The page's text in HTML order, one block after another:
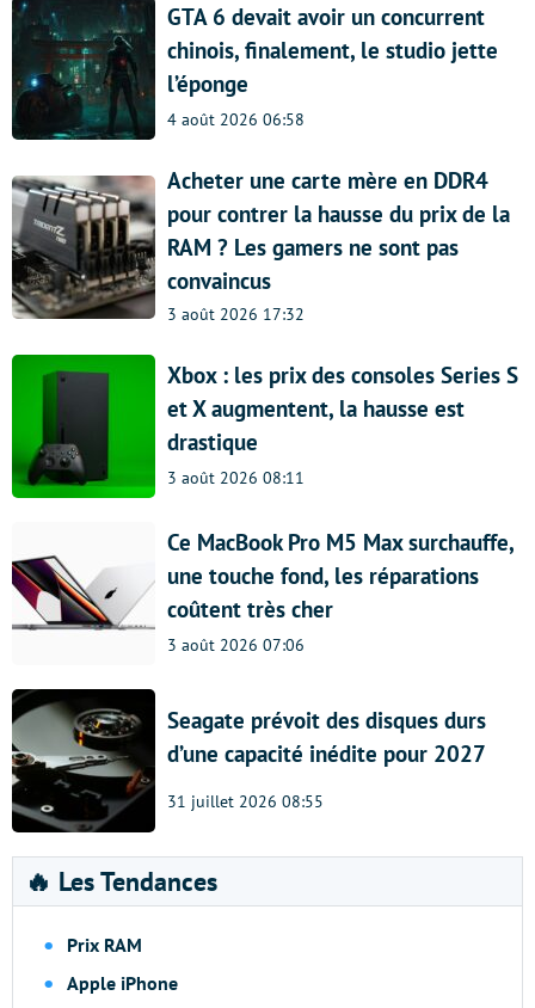
GTA 6 devait avoir un concurrent
chinois, finalement, le studio jette
l’éponge
4 août 2026 06:58
Acheter une carte mère en DDR4
pour contrer la hausse du prix de la
RAM ? Les gamers ne sont pas
convaincus
3 août 2026 17:32
Xbox : les prix des consoles Series S
et X augmentent, la hausse est
drastique
3 août 2026 08:11
Ce MacBook Pro M5 Max surchauffe,
une touche fond, les réparations
coûtent très cher
3 août 2026 07:06
Seagate prévoit des disques durs
d’une capacité inédite pour 2027
31 juillet 2026 08:55
🔥 Les Tendances
Prix RAM
Apple iPhone